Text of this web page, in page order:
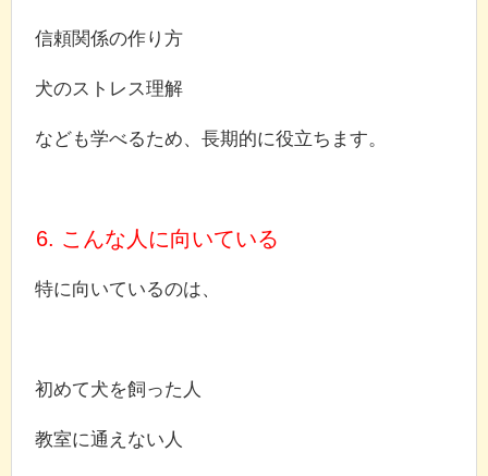
信頼関係の作り方
犬のストレス理解
なども学べるため、長期的に役立ちます。
6. こんな人に向いている
特に向いているのは、
初めて犬を飼った人
教室に通えない人